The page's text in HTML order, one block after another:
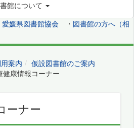
館について
愛媛県図書館協会 ・ 図書館の方へ（相
案内
仮設図書館のご案内
健康情報コーナー
ーナー